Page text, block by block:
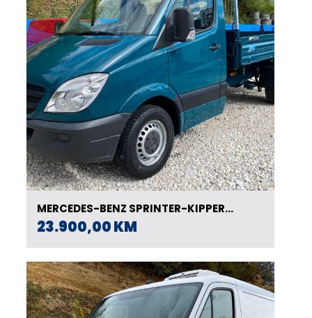
MERCEDES-BENZ SPRINTER-KIPPER
MEIILER-ORIGINAL
23.900,00 KM